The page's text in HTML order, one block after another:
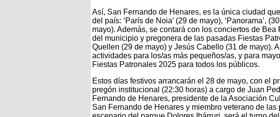
Así, San Fernando de Henares, es la única ciudad
del país: ‘París de Noia’ (29 de mayo), ‘Panorama’,
mayo). Además, se contará con los conciertos de
del municipio y pregonera de las pasadas Fiestas
Quellen (29 de mayo) y Jesús Cabello (31 de mayo).
actividades para los/as más pequeños/as, y para
Fiestas Patronales 2025 para todos los públicos.
Estos días festivos arrancarán el 28 de mayo, con el
pregón institucional (22:30 horas) a cargo de Juan
Fernando de Henares, presidente de la Asociación
San Fernando de Henares y miembro veterano de las